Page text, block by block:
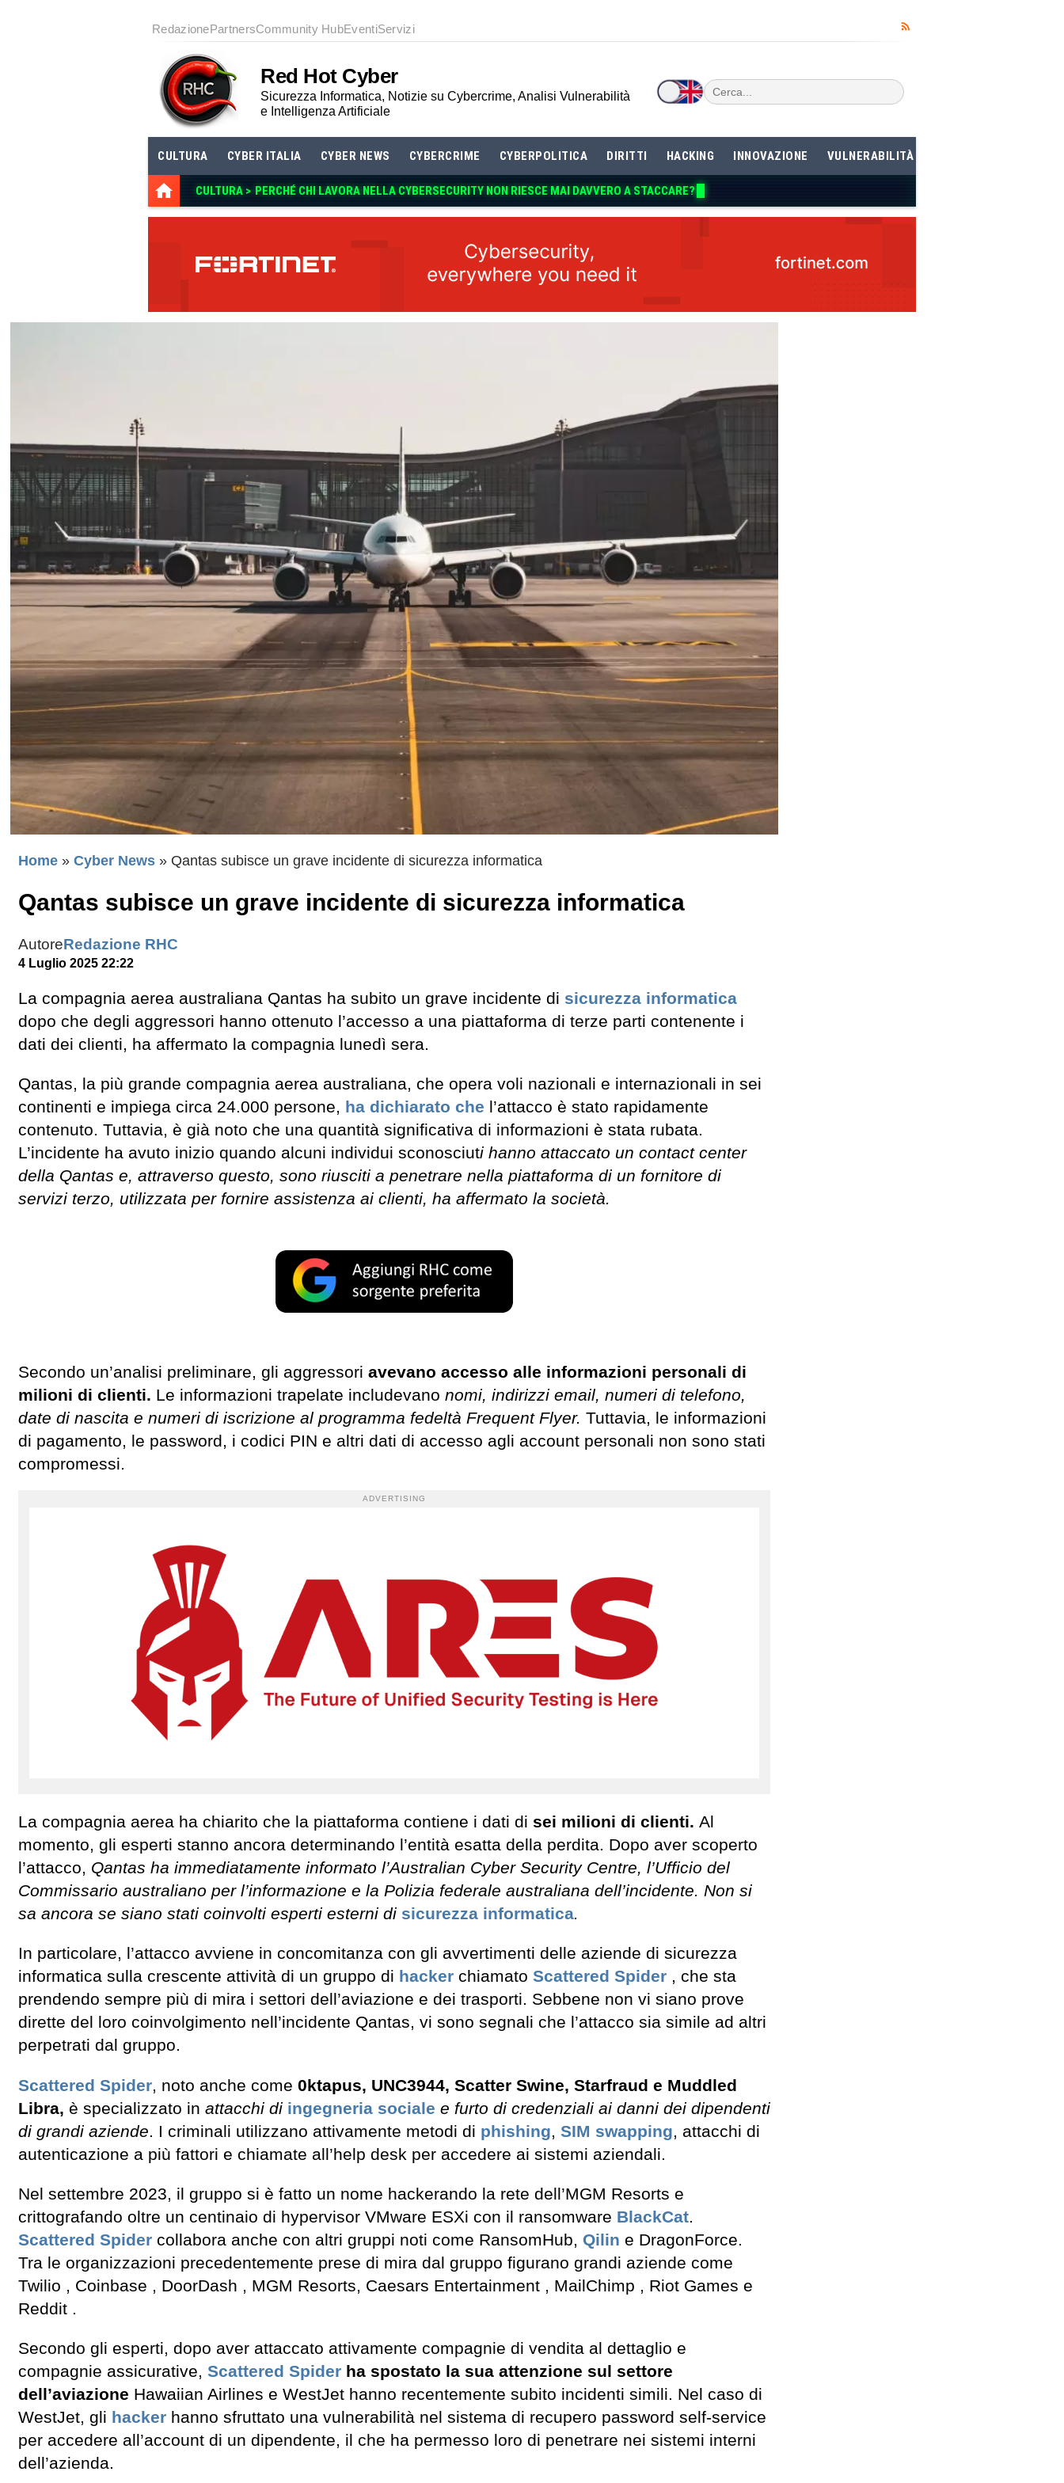
RedazionePartnersCommunity HubEventiServizi
Red Hot Cyber
Sicurezza Informatica, Notizie su Cybercrime, Analisi Vulnerabilità
e Intelligenza Artificiale
CULTURA CYBER ITALIA CYBER NEWS CYBERCRIME CYBERPOLITICA DIRITTI HACKING INNOVAZIONE VULNERABILITÀ
CULTURA > PERCHÉ CHI LAVORA NELLA CYBERSECURITY NON RI
Home » Cyber News » Qantas subisce un grave incidente di sicurezza informatica
Qantas subisce un grave incidente di sicurezza informatica
AutoreRedazione RHC
4 Luglio 2025 22:22
La compagnia aerea australiana Qantas ha subito un grave incidente di sicurezza informatica
dopo che degli aggressori hanno ottenuto l’accesso a una piattaforma di terze parti contenente i
dati dei clienti, ha affermato la compagnia lunedì sera.
Qantas, la più grande compagnia aerea australiana, che opera voli nazionali e internazionali in sei
continenti e impiega circa 24.000 persone, ha dichiarato che l’attacco è stato rapidamente
contenuto. Tuttavia, è già noto che una quantità significativa di informazioni è stata rubata.
L’incidente ha avuto inizio quando alcuni individui sconosciuti hanno attaccato un contact center
della Qantas e, attraverso questo, sono riusciti a penetrare nella piattaforma di un fornitore di
servizi terzo, utilizzata per fornire assistenza ai clienti, ha affermato la società.
Secondo un’analisi preliminare, gli aggressori avevano accesso alle informazioni personali di
milioni di clienti. Le informazioni trapelate includevano nomi, indirizzi email, numeri di telefono,
date di nascita e numeri di iscrizione al programma fedeltà Frequent Flyer. Tuttavia, le informazioni
di pagamento, le password, i codici PIN e altri dati di accesso agli account personali non sono stati
compromessi.
ADVERTISING
La compagnia aerea ha chiarito che la piattaforma contiene i dati di sei milioni di clienti. Al
momento, gli esperti stanno ancora determinando l’entità esatta della perdita. Dopo aver scoperto
l’attacco, Qantas ha immediatamente informato l’Australian Cyber Security Centre, l’Ufficio del
Commissario australiano per l’informazione e la Polizia federale australiana dell’incidente. Non si
sa ancora se siano stati coinvolti esperti esterni di sicurezza informatica.
In particolare, l’attacco avviene in concomitanza con gli avvertimenti delle aziende di sicurezza
informatica sulla crescente attività di un gruppo di hacker chiamato Scattered Spider , che sta
prendendo sempre più di mira i settori dell’aviazione e dei trasporti. Sebbene non vi siano prove
dirette del loro coinvolgimento nell’incidente Qantas, vi sono segnali che l’attacco sia simile ad altri
perpetrati dal gruppo.
Scattered Spider, noto anche come 0ktapus, UNC3944, Scatter Swine, Starfraud e Muddled
Libra, è specializzato in attacchi di ingegneria sociale e furto di credenziali ai danni dei dipendenti
di grandi aziende. I criminali utilizzano attivamente metodi di phishing, SIM swapping, attacchi di
autenticazione a più fattori e chiamate all’help desk per accedere ai sistemi aziendali.
Nel settembre 2023, il gruppo si è fatto un nome hackerando la rete dell’MGM Resorts e
crittografando oltre un centinaio di hypervisor VMware ESXi con il ransomware BlackCat.
Scattered Spider collabora anche con altri gruppi noti come RansomHub, Qilin e DragonForce.
Tra le organizzazioni precedentemente prese di mira dal gruppo figurano grandi aziende come
Twilio , Coinbase , DoorDash , MGM Resorts, Caesars Entertainment , MailChimp , Riot Games e
Reddit .
Secondo gli esperti, dopo aver attaccato attivamente compagnie di vendita al dettaglio e
compagnie assicurative, Scattered Spider ha spostato la sua attenzione sul settore
dell’aviazione Hawaiian Airlines e WestJet hanno recentemente subito incidenti simili. Nel caso di
WestJet, gli hacker hanno sfruttato una vulnerabilità nel sistema di recupero password self-service
per accedere all’account di un dipendente, il che ha permesso loro di penetrare nei sistemi interni
dell’azienda.